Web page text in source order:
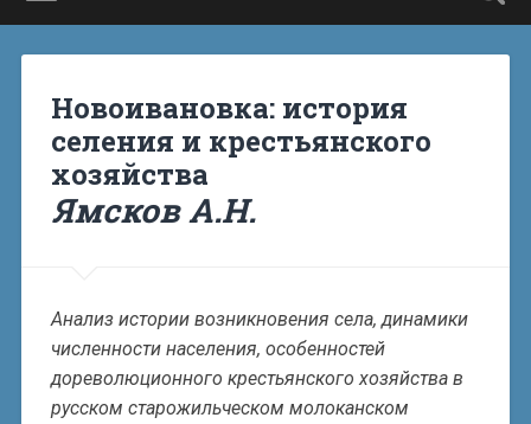
Новоивановка: история
селения и крестьянского
хозяйства
Ямсков А.Н.
Анализ истории возникновения села, динамики
численности населения, особенностей
дореволюционного крестьянского хозяйства в
русском старожильческом молоканском